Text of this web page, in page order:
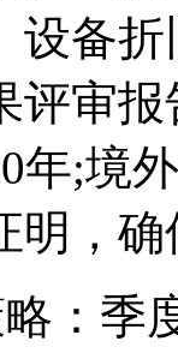
设备
评审
年;境
明，
季